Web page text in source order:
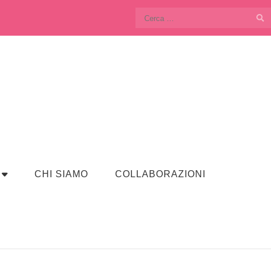
Ricerca
per:
CHI SIAMO COLLABORAZIONI